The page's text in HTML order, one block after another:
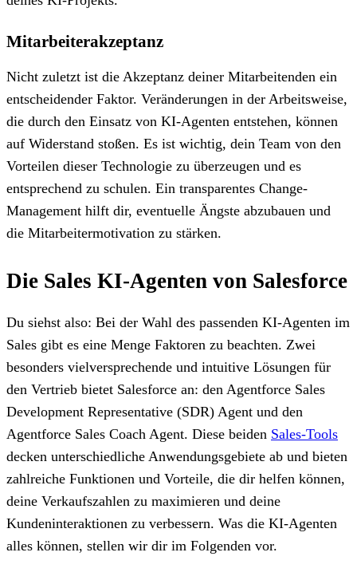
Mitarbeiterakzeptanz
Nicht zuletzt ist die Akzeptanz deiner Mitarbeitenden ein
entscheidender Faktor. Veränderungen in der Arbeitsweise,
die durch den Einsatz von KI-Agenten entstehen, können
auf Widerstand stoßen. Es ist wichtig, dein Team von den
Vorteilen dieser Technologie zu überzeugen und es
entsprechend zu schulen. Ein transparentes Change-
Management hilft dir, eventuelle Ängste abzubauen und
die Mitarbeitermotivation zu stärken.
Die Sales KI-Agenten von Salesforce
Du siehst also: Bei der Wahl des passenden KI-Agenten im
Sales gibt es eine Menge Faktoren zu beachten. Zwei
besonders vielversprechende und intuitive Lösungen für
den Vertrieb bietet Salesforce an: den Agentforce Sales
Development Representative (SDR) Agent und den
Agentforce Sales Coach Agent. Diese beiden Sales-Tools
decken unterschiedliche Anwendungsgebiete ab und bieten
zahlreiche Funktionen und Vorteile, die dir helfen können,
deine Verkaufszahlen zu maximieren und deine
Kundeninteraktionen zu verbessern. Was die KI-Agenten
alles können, stellen wir dir im Folgenden vor.